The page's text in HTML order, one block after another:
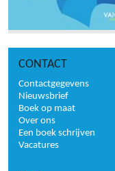
CONTACT
Contactgegevens
Nieuwsbrief
Boek op maat
Over ons
Een boek schrijven
Vacatures